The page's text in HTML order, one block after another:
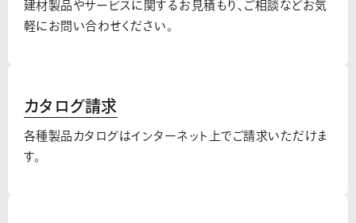
建材製品やサービスに関するお見積もり、 ご相談などお気
軽にお問い合わせください。
カタログ請求
各種製品カタログはインターネット上でご請求いただけま
す。